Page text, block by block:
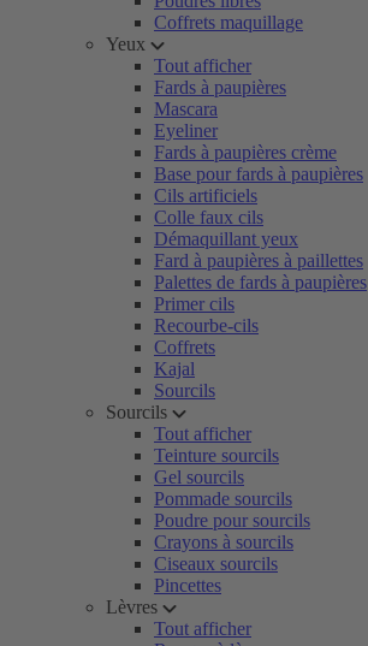
Coffrets maquillage
Yeux
Tout afficher
Fards à paupières
Mascara
Eyeliner
Fards à paupières crème
Base pour fards à paupières
Cils artificiels
Colle faux cils
Démaquillant yeux
Fard à paupières à paillettes
Palettes de fards à paupières
Primer cils
Recourbe-cils
Coffrets
Kajal
Sourcils
Sourcils
Tout afficher
Teinture sourcils
Gel sourcils
Pommade sourcils
Poudre pour sourcils
Crayons à sourcils
Ciseaux sourcils
Pincettes
Lèvres
Tout afficher